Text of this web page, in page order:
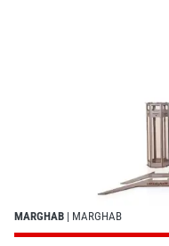
MARGHAB | MARGHAB